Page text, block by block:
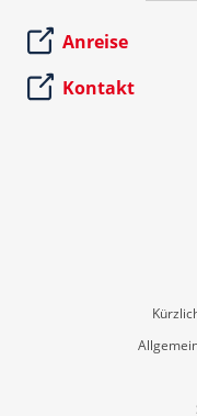
Anreise
Kontakt